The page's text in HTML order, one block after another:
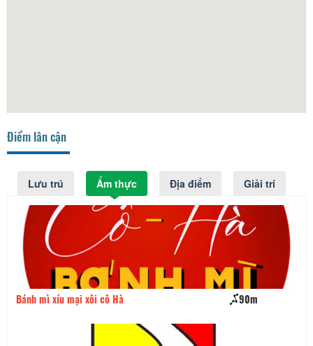
Điểm lân cận
Lưu trú Ẩm thực Địa điểm Giải trí
Bánh mì xíu mại xôi cô Hà 90m